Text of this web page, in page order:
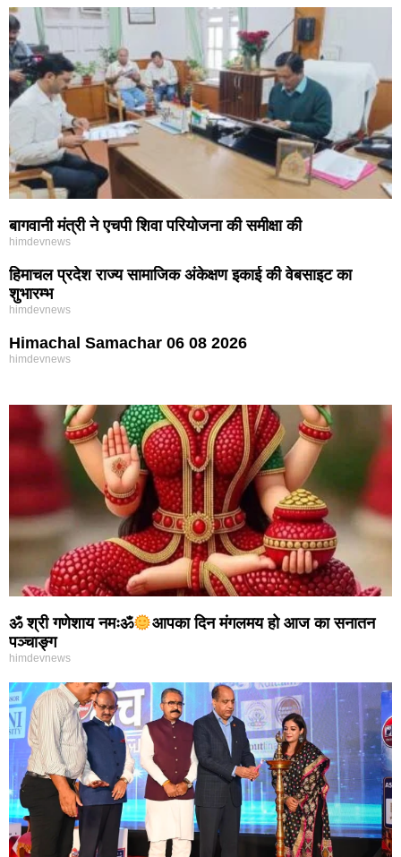
बागवानी मंत्री ने एचपी शिवा परियोजना की समीक्षा की
himdevnews
हिमाचल प्रदेश राज्य सामाजिक अंकेक्षण इकाई की वेबसाइट का
शुभारम्भ
himdevnews
Himachal Samachar 06 08 2026
himdevnews
ॐ श्री गणेशाय नमःॐ
आपका दिन मंगलमय हो आज का सनातन
पञ्चाङ्ग
himdevnews